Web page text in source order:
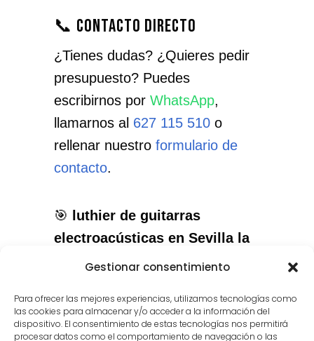
Gestionar consentimiento
Para ofrecer las mejores experiencias, utilizamos tecnologías como
las cookies para almacenar y/o acceder a la información del
dispositivo. El consentimiento de estas tecnologías nos permitirá
procesar datos como el comportamiento de navegación o las
📞 Contacto directo
¿Tienes dudas? ¿Quieres pedir
presupuesto? Puedes
escribirnos por WhatsApp,
llamarnos al 627 115 510o
rellenar nuestro formulario de
contacto.
🎯
luthier de guitarras
electroacústicas en Sevilla la
Nueva
: el servicio que necesitas,
instrumento.